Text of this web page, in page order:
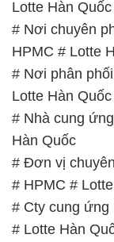
Lotte Hàn Quốc
# Nơi chuyên
HPMC # Lotte
# Nơi phân
Lotte Hàn Quốc
# Nhà cung
Hàn Quốc
# Đơn vị
# HPMC #
# Cty cung
# Lotte Hàn